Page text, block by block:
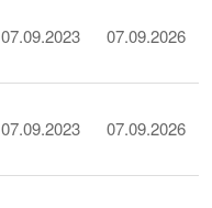
07.09.2023 07.09.2026
07.09.2023 07.09.2026